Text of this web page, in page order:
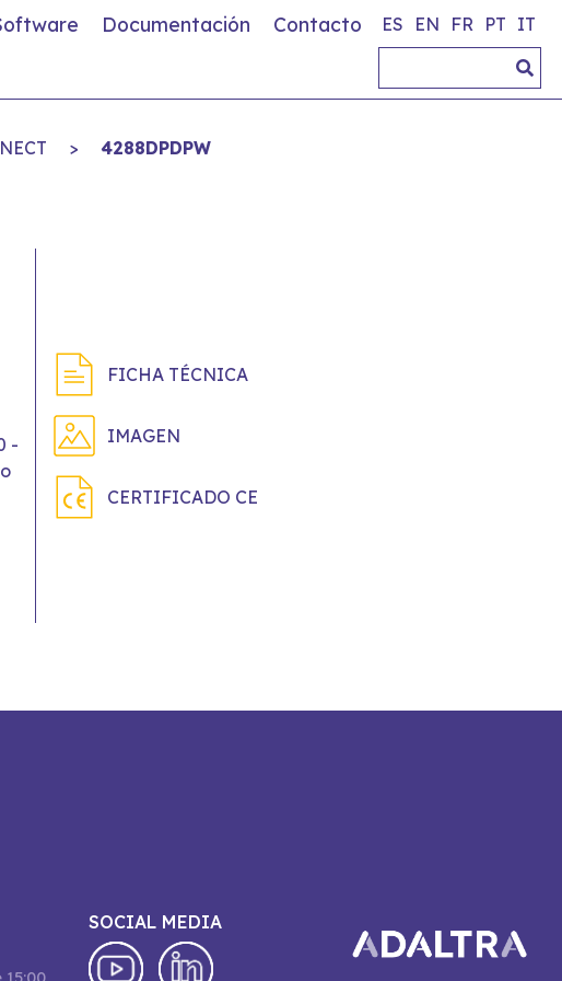
Documentación Contacto ES EN FR PT IT
> 4288DPDPW
-
FICHA TÉCNICA
IMAGEN
CERTIFICADO CE
SOCIAL MEDIA